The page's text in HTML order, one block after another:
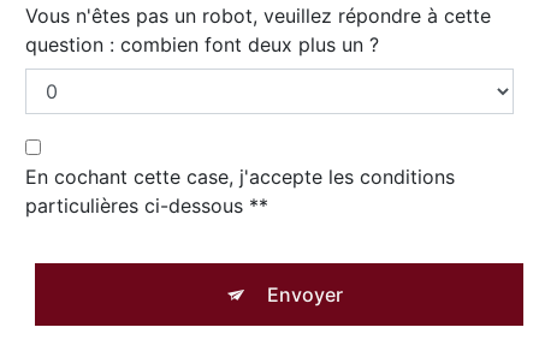
Vous n'êtes pas un robot, veuillez répondre à cette
question : combien font deux plus un ?
En cochant cette case, j'accepte les conditions
particulières ci-dessous **
Envoyer